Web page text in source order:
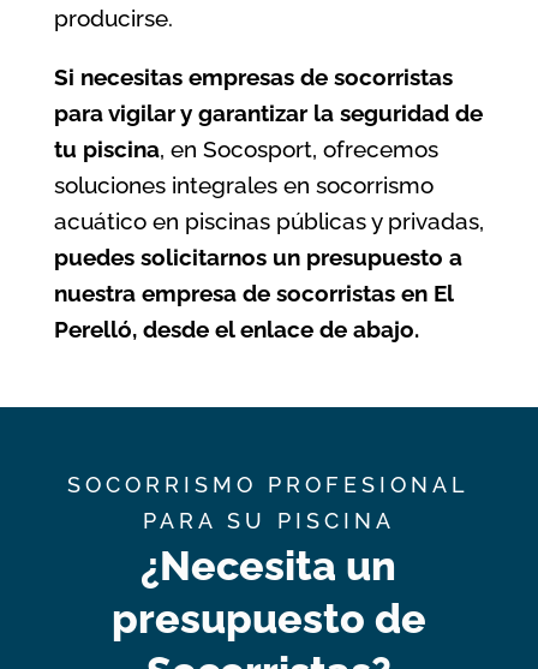
producirse.
Si necesitas empresas de socorristas
para vigilar y garantizar la seguridad de
tu piscina, en Socosport, ofrecemos
soluciones integrales en socorrismo
acuático en piscinas públicas y privadas,
puedes solicitarnos un presupuesto a
nuestra empresa de socorristas en El
Perelló, desde el enlace de abajo.
SOCORRISMO PROFESIONAL
PARA SU PISCINA
¿Necesita un
presupuesto de